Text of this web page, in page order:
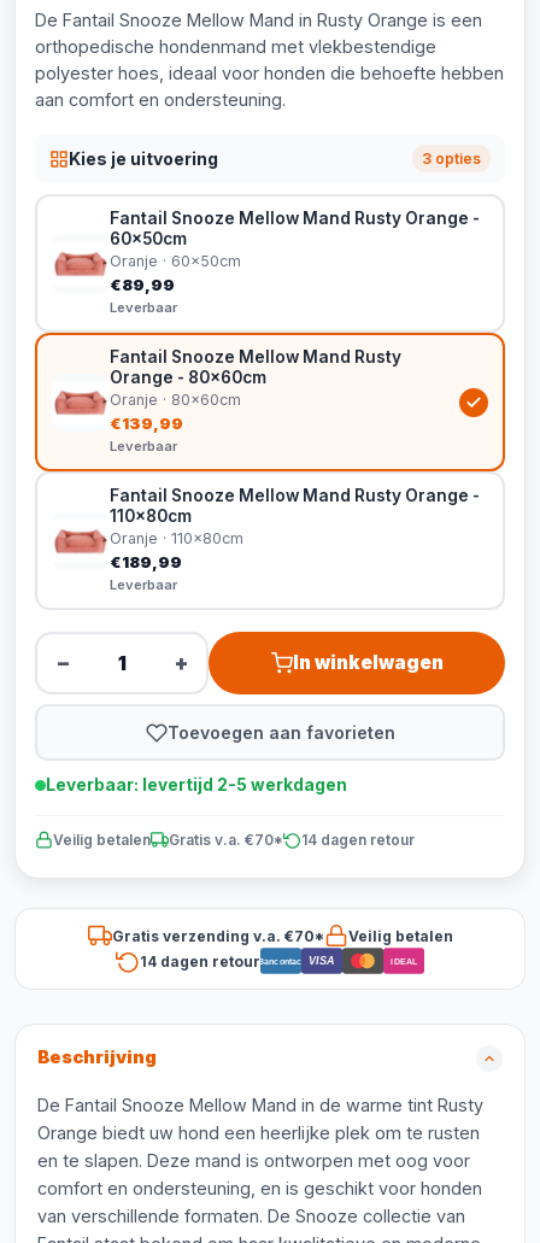
De Fantail Snooze Mellow Mand in Rusty Orange is een
orthopedische hondenmand met vlekbestendige
polyester hoes, ideaal voor honden die behoefte hebben
aan comfort en ondersteuning.
Kies je uitvoering 3 opties
Fantail Snooze Mellow Mand Rusty Orange -
60x50cm
Oranje · 60x50cm
€89,99
Leverbaar
Fantail Snooze Mellow Mand Rusty
Orange - 80x60cm
Oranje · 80x60cm
€139,99
Leverbaar
Fantail Snooze Mellow Mand Rusty Orange -
110x80cm
Oranje · 110x80cm
€189,99
Leverbaar
− + In winkelwagen
Toevoegen aan favorieten
Leverbaar: levertijd 2-5 werkdagen
Veilig betalen Gratis v.a. €70* 14 dagen retour
Gratis verzending v.a. €70*
Veilig betalen
14 dagen retourBancontact VISA iDEAL
Beschrijving
De Fantail Snooze Mellow Mand in de warme tint Rusty
Orange biedt uw hond een heerlijke plek om te rusten
en te slapen. Deze mand is ontworpen met oog voor
comfort en ondersteuning, en is geschikt voor honden
van verschillende formaten. De Snooze collectie van